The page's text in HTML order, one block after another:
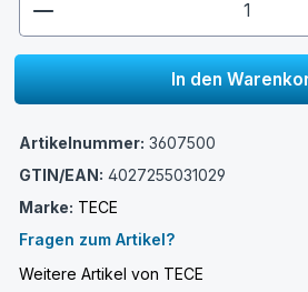
In den
Artikelnummer: 3607500
GTIN/EAN: 4027255031029
Marke: TECE
Fragen zum Artikel?
Weitere Artikel von TECE